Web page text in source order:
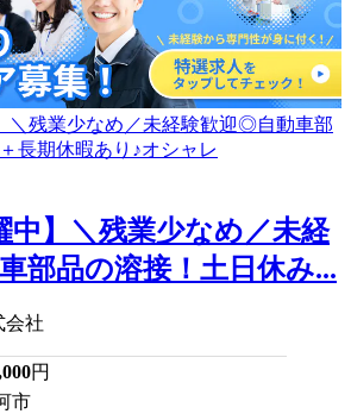
中】＼残業少なめ／未経
部品の溶接！土日休み...
会社
円
市